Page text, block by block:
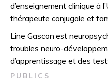
d’enseignement clinique à
thérapeute conjugale et
Line Gascon est
troubles neuro-
d’apprentissage et des
PUBLICS :